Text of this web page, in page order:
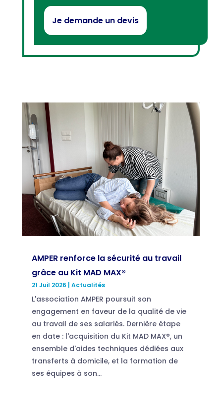
Je demande un devis
AMPER renforce la sécurité au travail
grâce au Kit MAD MAX®
21 Juil 2026 Actualités
L'association AMPER poursuit son
engagement en faveur de la qualité de vie
au travail de ses salariés. Dernière étape
en date : l'acquisition du Kit MAD MAX®, un
ensemble d'aides techniques dédiées aux
transferts à domicile, et la formation de
ses équipes à son...